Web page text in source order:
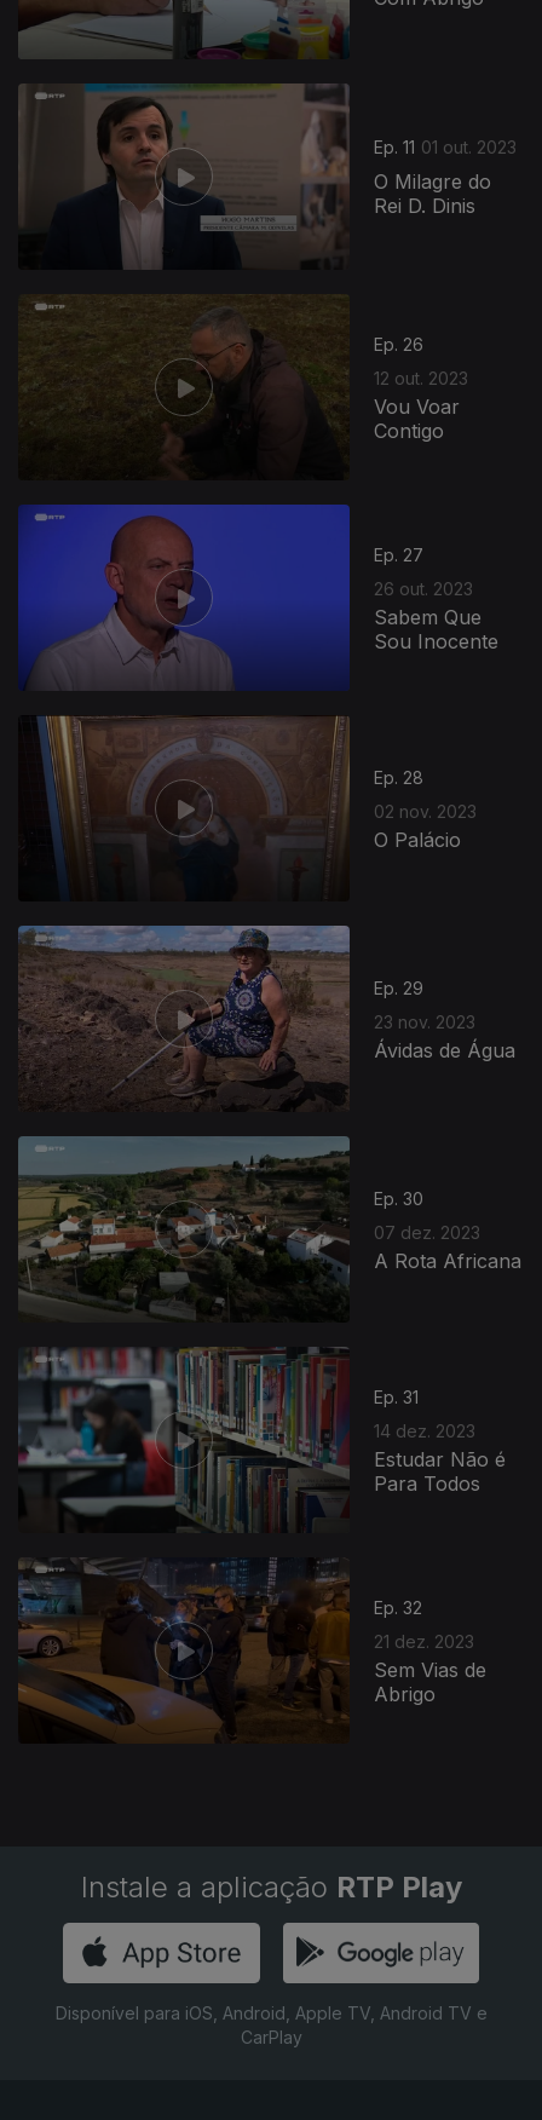
Ep. 11 01 out. 2023
O Milagre do
Rei D. Dinis
Ep. 26
12 out. 2023
Vou Voar
Contigo
Ep. 27
26 out. 2023
Sabem Que
Sou Inocente
Ep. 28
02 nov. 2023
O Palácio
Ep. 29
23 nov. 2023
Ávidas de Água
Ep. 30
07 dez. 2023
A Rota Africana
Ep. 31
14 dez. 2023
Estudar Não é
Para Todos
Ep. 32
21 dez. 2023
Sem Vias de
Abrigo
736431
Instale a aplicação RTP Play
Disponível para iOS, Android, Apple TV, Android TV e
CarPlay